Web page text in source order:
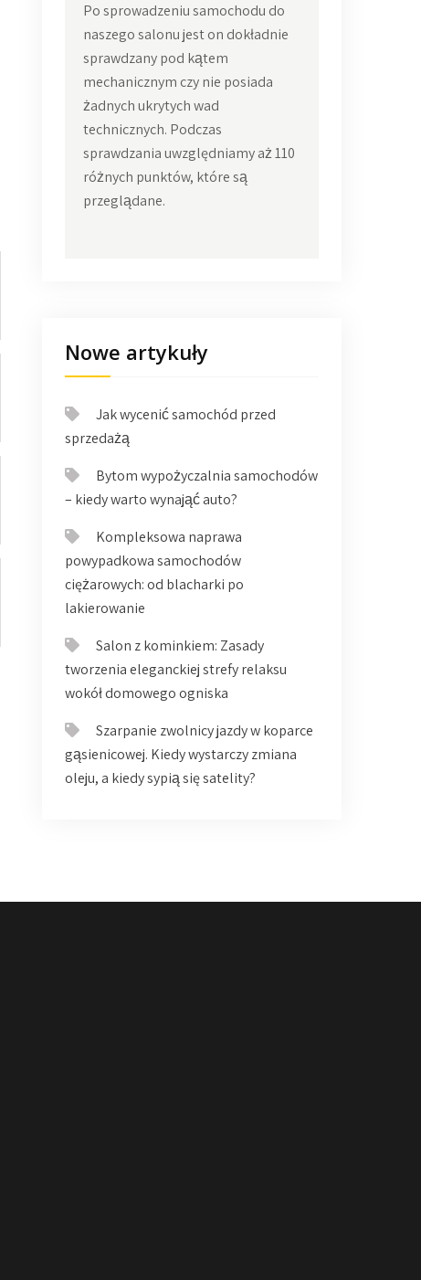
Po sprowadzeniu samochodu do
naszego salonu jest on dokładnie
sprawdzany pod kątem
mechanicznym czy nie posiada
żadnych ukrytych wad
technicznych. Podczas
sprawdzania uwzględniamy aż 110
różnych punktów, które są
przeglądane.
Nowe artykuły
Jak wycenić samochód przed
sprzedażą
Bytom wypożyczalnia samochodów
– kiedy warto wynająć auto?
Kompleksowa naprawa
powypadkowa samochodów
ciężarowych: od blacharki po
lakierowanie
Salon z kominkiem: Zasady
tworzenia eleganckiej strefy relaksu
wokół domowego ogniska
Szarpanie zwolnicy jazdy w koparce
gąsienicowej. Kiedy wystarczy zmiana
oleju, a kiedy sypią się satelity?